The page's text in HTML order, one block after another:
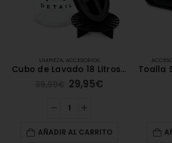
Cubo de Lavado 18 Litros de Alta calidad con Tapa y Filtro – Flip Detail BLACK
ACCESORIOS, LIMPIEZA
Toalla Secado Alta Calidad – Flip Detail BLACK 1400GSM 90×60cm
19,99
AÑADIR AL CARRITO